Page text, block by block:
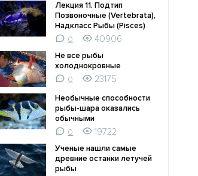
Лекция 11. Подтип
Позвоночные (Vertebrata),
Надкласс Рыбы (Pisces)
0
40906
Не все рыбы
холоднокровные
0
23175
Необычные способности
рыбы-шара оказались
обычными
0
19722
Ученые нашли самые
древние останки летучей
рыбы